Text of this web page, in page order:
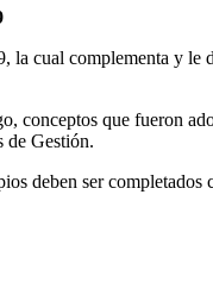
cual complementa y le
que fueron
de Gestión.
deben ser completados